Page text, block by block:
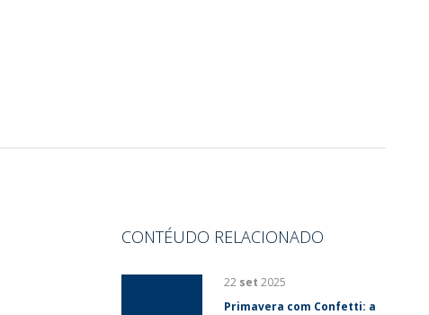
CONTÉUDO RELACIONADO
22 set 2025
Primavera com Confetti: a